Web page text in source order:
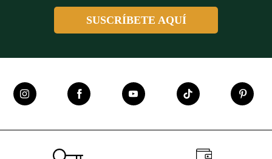
tu hijo tendrá un look formal en segundos; mientras que con
una camisa bowling combinada con unabermuda
outfit muy cómodo y súper cool para el fin de semana o las
pequeños la comodidad que necesitan para vivir todas sus
aventuras.
Ingresa a nuestra sección de niños y déjate sorprender por la
looks tan únicos como él.
SUSCRÍBETE AQUÍ